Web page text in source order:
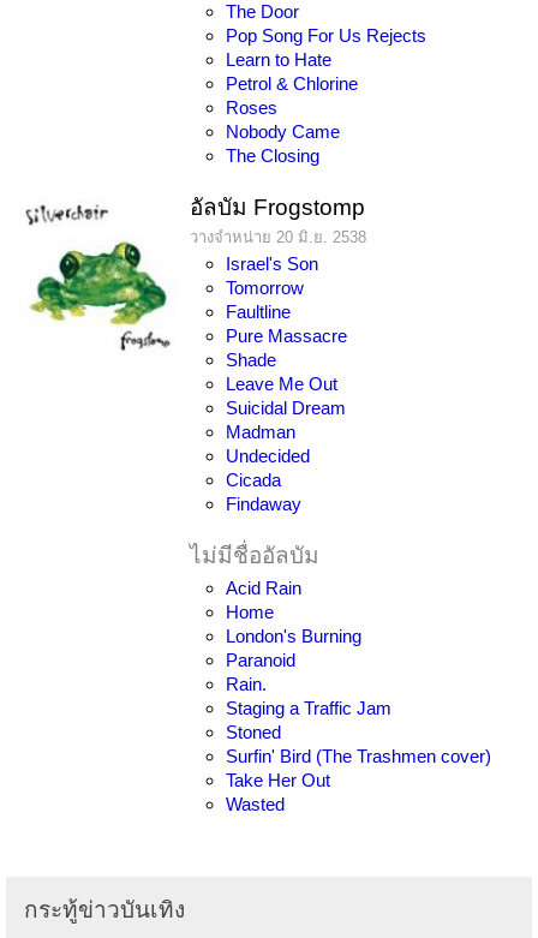
The Door
Pop Song For Us Rejects
Learn to Hate
Petrol & Chlorine
Roses
Nobody Came
The Closing
อัลบัม Frogstomp
วางจำหน่าย 20 มิ.ย. 2538
Israel's Son
Tomorrow
Faultline
Pure Massacre
Shade
Leave Me Out
Suicidal Dream
Madman
Undecided
Cicada
Findaway
ไม่มีชื่ออัลบัม
Acid Rain
Home
London's Burning
Paranoid
Rain.
Staging a Traffic Jam
Stoned
Surfin' Bird (The Trashmen cover)
Take Her Out
Wasted
กระทู้ข่าวบันเทิง